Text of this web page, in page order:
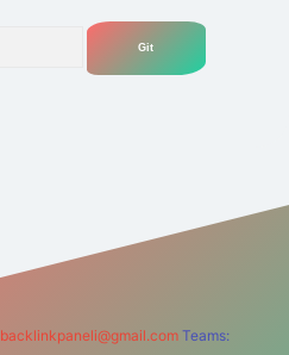
backlinkpaneli@gmail.com Teams: